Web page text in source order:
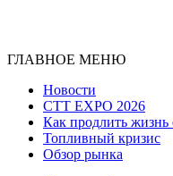
ГЛАВНОЕ МЕНЮ
Новости
CTT EXPO 2026
Как продлить жизнь
Топливный кризис
Обзор рынка